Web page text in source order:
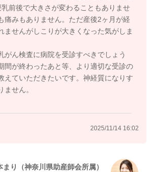
前後で大きさが変わることもありませ
痛みもありません。ただ産後2ヶ月が経
ませんがしこりが大きくなった気がしま
がん検査に病院を受診すべきでしょう
間が終わったあと等、より適切な受診の
えていただきたいです。神経質になりす
せん。
2025/11/14 16:02
まり（神奈川県助産師会所属）